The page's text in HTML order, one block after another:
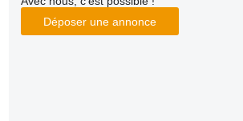
Déposer une annonce